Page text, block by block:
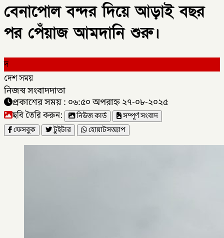
বেনাপোল বন্দর দিয়ে আড়াই বছর
পর পেঁয়াজ আমদানি শুরু।
দ
দেশ সময়
নিজস্ব সংবাদদাতা
প্রকাশের সময় : ০৬:৫০ অপরাহ্ন ২৭-০৮-২০২৫
ছবি তৈরি করুন: নিউজ কার্ড
সম্পূর্ণ সংবাদ
ফেসবুক
টুইটার হোয়াটসঅ্যাপ